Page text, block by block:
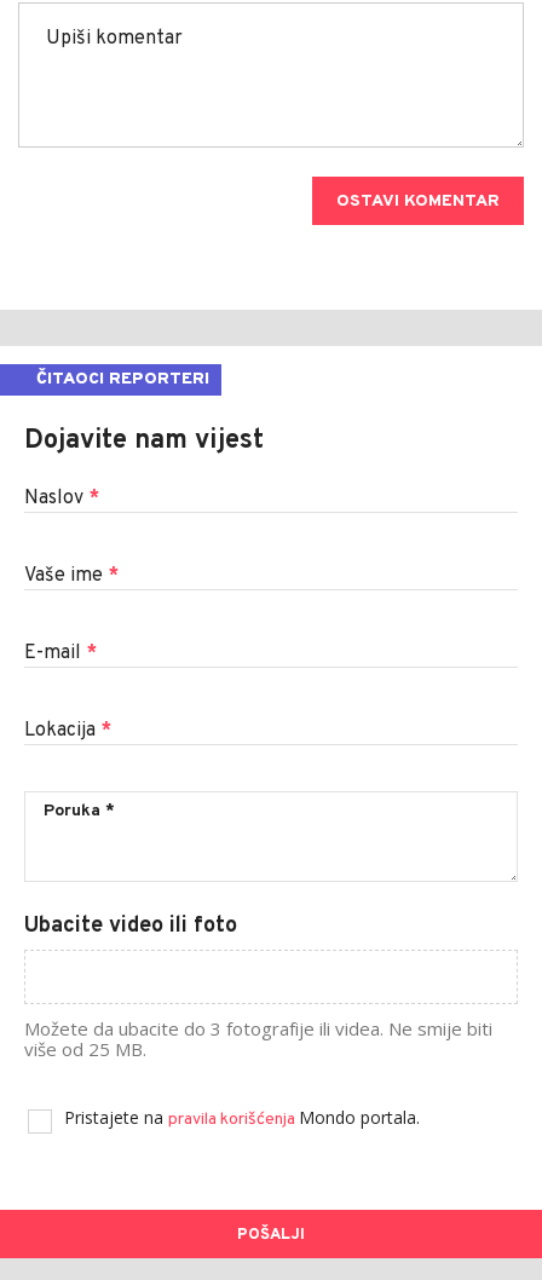
OSTAVI KOMENTAR
ČITAOCI REPORTERI
Dojavite nam vijest
Naslov *
Vaše ime *
E-mail *
Lokacija *
Ubacite video ili foto
Možete da ubacite do 3 fotografije ili videa. Ne smije biti
više od 25 MB.
Pristajete na pravila korišćenja Mondo portala.
POŠALJI